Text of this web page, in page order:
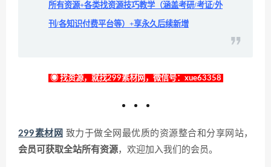
所有资源+各类找资源技巧教学（涵盖考研/考证/外
刊/各知识付费平台等）+享永久后续新增
◉ 找资源，就找299素材网，微信号：xue63358
299素材网 致力于做全网最优质的资源整合和分享网站，
会员可获取全站所有资源，欢迎加入我们的会员。